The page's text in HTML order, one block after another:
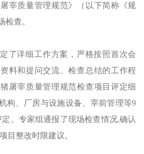
宰质量管理规范》（以下简称《规
检查。
了详细工作方案，严格按照首次会
料和提问交流、检查总结的工作程
屠宰质量管理规范检查项目评定细
构、厂房与设施设备、宰前管理等9
。专家组通报了现场检查情况,确认
目整改时限建议。